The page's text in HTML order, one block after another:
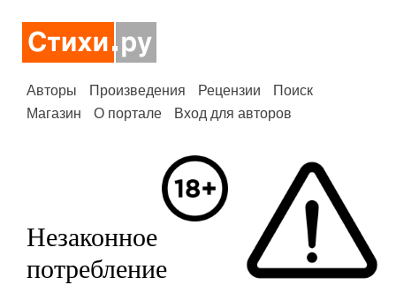
Авторы Произведения Рецензии
Поиск
Магазин
О портале Вход для авторов
Незаконное
потребление